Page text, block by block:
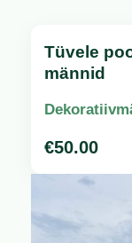
Tüvele
männid
€50.00